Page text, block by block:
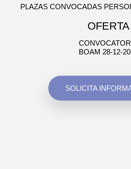
PLAZAS CONVOCADAS
OFERTA
BOAM 28-12-
SOLICITA